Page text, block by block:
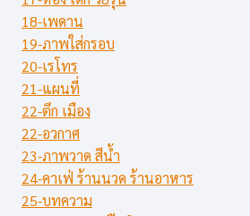
18-เพดาน
19-ภาพใส่กรอบ
20-เรโทร
21-แผนที่
22-ตึก เมือง
22-อวกาศ
23-ภาพวาด สีน้ำ
24-คาเฟ่ ร้านนวด ร้านอาหาร
25-บทความ